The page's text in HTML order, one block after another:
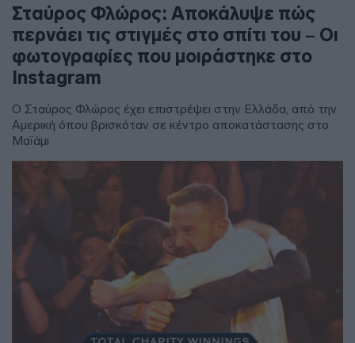
Σταύρος Φλώρος: Αποκάλυψε πώς
περνάει τις στιγμές στο σπίτι του – Οι
φωτογραφίες που μοιράστηκε στο
Instagram
Ο Σταύρος Φλώρος έχει επιστρέψει στην Ελλάδα, από την
Αμερική όπου βρισκόταν σε κέντρο αποκατάστασης στο
Μαϊάμι